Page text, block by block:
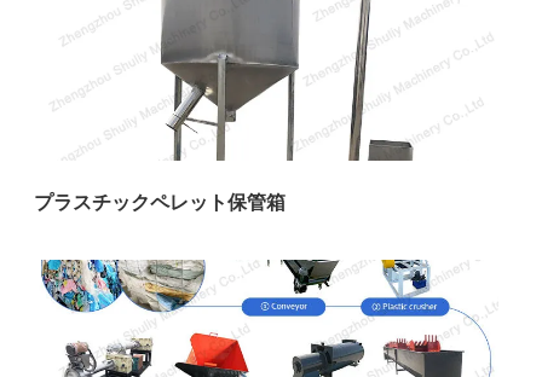
プラスチックペレット保管箱